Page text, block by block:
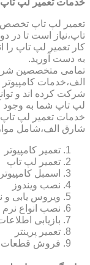
تعمیر لپ تاپ تخصص
تاپ،نیاز است تا
کار تعمیر لپ تاپ را
به دست آورید.
تمامی متخصصین
الف،خدمات
شرکت کرده اند و
لپ تاپ شما به وجود
خدمات تعمیر لپ
شارق الف،شامل
تعمیر کامپیوتر
تعمیر لپ تاپ
اسمبل
نصب ویندوز
ویروس یابی
نصب انواع
بازیابی
تعمیر پرینتر
فروش قطعات